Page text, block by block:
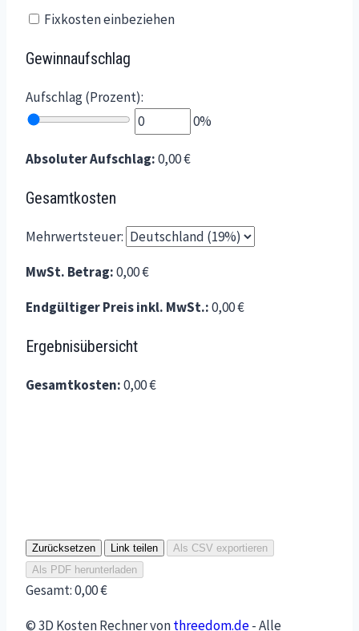
Fixkosten einbeziehen
Gewinnaufschlag
Aufschlag (Prozent):
0%
Absoluter Aufschlag:0,00 €
Gesamtkosten
Mehrwertsteuer:
MwSt. Betrag:0,00 €
Endgültiger Preis inkl. MwSt.:0,00 €
Ergebnisübersicht
Gesamtkosten:0,00 €
Zurücksetzen Link teilen
Als CSV exportieren
Als PDF herunterladen
Gesamt:0,00 €
© 3D Kosten Rechner vonthreedom.de- Alle